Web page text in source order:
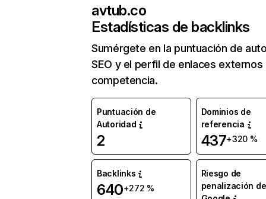
avtub.co
Estadísticas de backlinks
Sumérgete en la puntuación de
SEO y el perfil de enlaces externos
competencia.
Puntuación de
Autoridad
2
Dominios de
referencia
437+320 %
Backlinks
640+272 %
Riesgo de
penalización de